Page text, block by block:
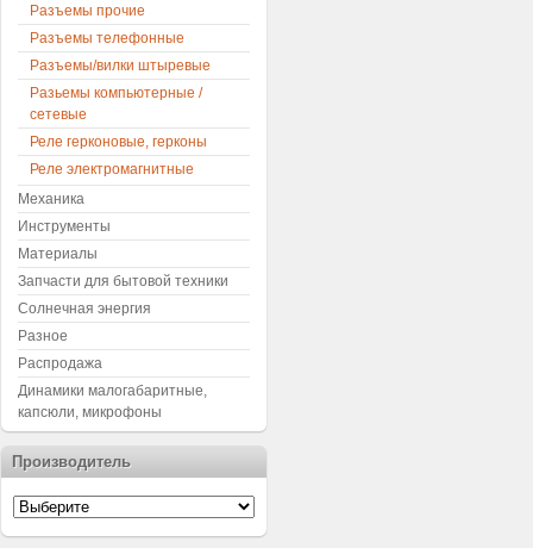
Разъемы прочие
Разъемы телефонные
Разъемы/вилки штыревые
Разьемы компьютерные /
сетевые
Реле герконовые, герконы
Реле электромагнитные
Механика
Инструменты
Материалы
Запчасти для бытовой техники
Солнечная энергия
Разное
Распродажа
Динамики малогабаритные,
капсюли, микрофоны
Производитель